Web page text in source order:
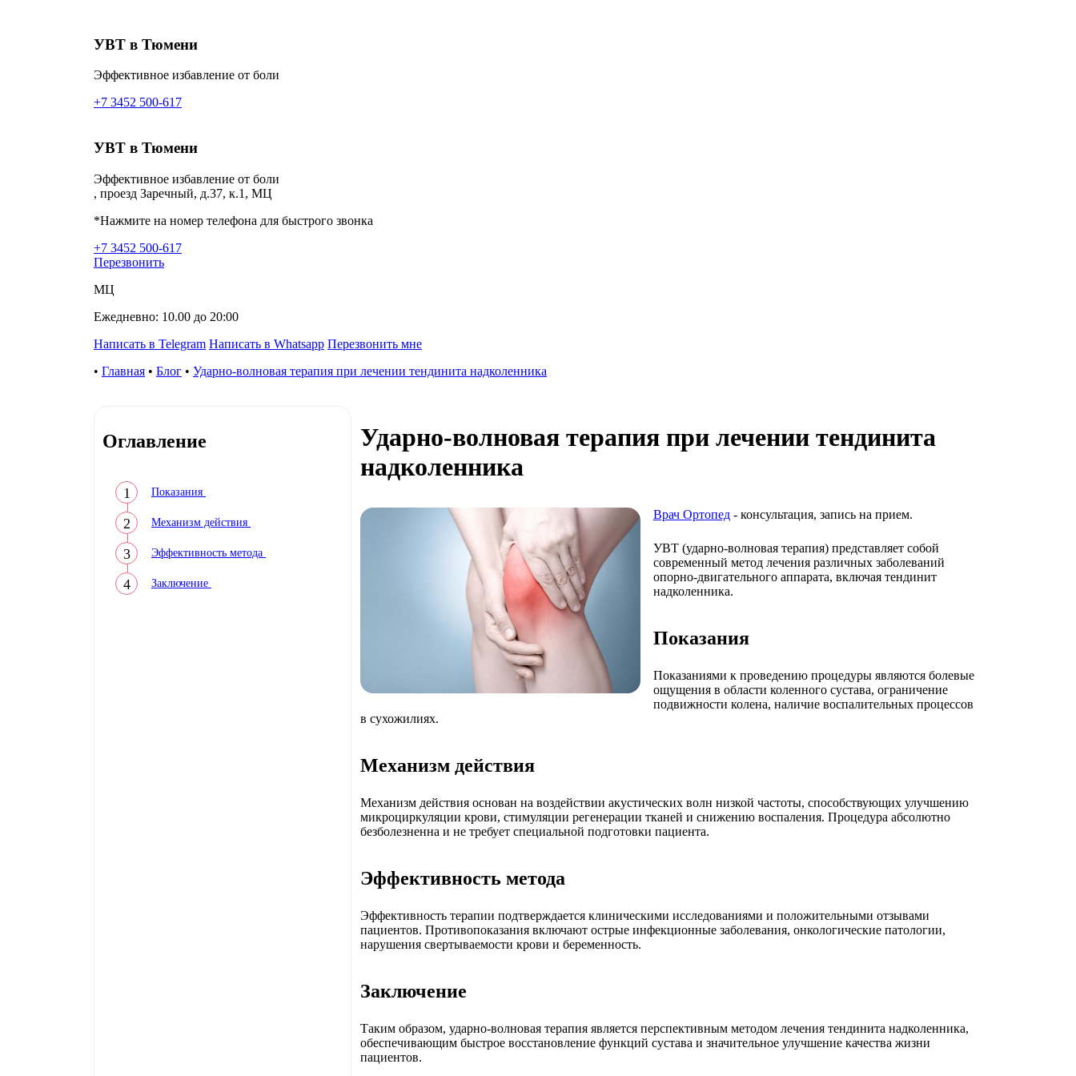
УВТ в Тюмени
Эффективное избавление от боли
+7 3452 500-617
УВТ в Тюмени
Эффективное избавление от боли
, проезд Заречный, д.37, к.1, МЦ
*Нажмите на номер телефона для быстрого звонка
+7 3452 500-617
Перезвонить
МЦ
Ежедневно: 10.00 до 20:00
Написать в Telegram Написать в Whatsapp Перезвонить мне
• Главная • Блог • Ударно-волновая терапия при лечении тендинита надколенника
Оглавление
Показания
Механизм действия
Эффективность метода
Заключение
Ударно-волновая терапия при лечении тендинита
надколенника
Врач Ортопед- консультация, запись на прием.
УВТ (ударно-волновая терапия) представляет собой
современный метод лечения различных заболеваний
опорно-двигательного аппарата, включая тендинит
надколенника.
Показания
Показаниями к проведению процедуры являются болевые
ощущения в области коленного сустава, ограничение
подвижности колена, наличие воспалительных процессов
в сухожилиях.
Механизм действия
Механизм действия основан на воздействии акустических волн низкой частоты, способствующих улучшению
микроциркуляции крови, стимуляции регенерации тканей и снижению воспаления. Процедура абсолютно
безболезненна и не требует специальной подготовки пациента.
Эффективность метода
Эффективность терапии подтверждается клиническими исследованиями и положительными отзывами
пациентов. Противопоказания включают острые инфекционные заболевания, онкологические патологии,
нарушения свертываемости крови и беременность.
Заключение
Таким образом, ударно-волновая терапия является перспективным методом лечения тендинита надколенника,
обеспечивающим быстрое восстановление функций сустава и значительное улучшение качества жизни
пациентов.